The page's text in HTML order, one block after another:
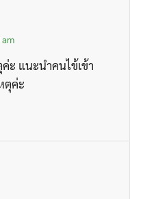
am
ะ แนะนำคนไข้เข้า
ตุค่ะ